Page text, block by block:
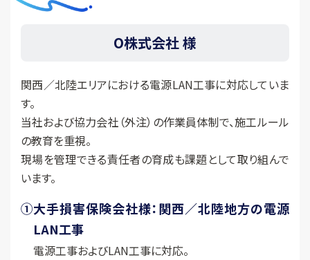
O株式会社 様
関西／北陸エリアにおける電源LAN工事に対応していま
す。
当社および協力会社（外注）の作業員体制で、施工ルール
の教育を重視。
現場を管理できる責任者の育成も課題として取り組んで
います。
①大手損害保険会社様：関西／北陸地方の電源
LAN工事
電源工事およびLAN工事に対応。